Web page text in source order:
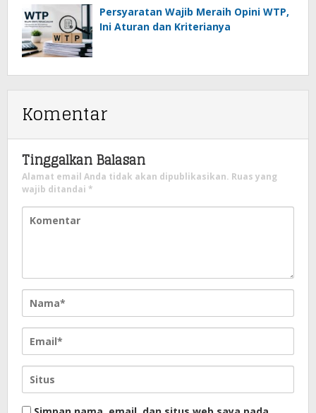
Persyaratan Wajib Meraih Opini WTP,
Ini Aturan dan Kriterianya
Komentar
Tinggalkan Balasan
Alamat email Anda tidak akan dipublikasikan. Ruas yang
wajib ditandai *